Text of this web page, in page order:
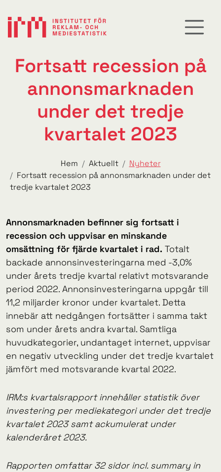
Fortsatt recession på
annonsmarknaden
under det tredje
kvartalet 2023
Hem Aktuellt
Nyheter
Fortsatt recession på annonsmarknaden under det
tredje kvartalet 2023
Annonsmarknaden befinner sig fortsatt i
recession och uppvisar en minskande
omsättning för fjärde kvartalet i rad. Totalt
backade annonsinvesteringarna med -3,0%
under årets tredje kvartal relativt motsvarande
period 2022. Annonsinvesteringarna uppgår till
11,2 miljarder kronor under kvartalet. Detta
innebär att nedgången fortsätter i samma takt
som under årets andra kvartal. Samtliga
huvudkategorier, undantaget internet, uppvisar
en negativ utveckling under det tredje kvartalet
jämfört med motsvarande kvartal 2022.
IRM:s kvartalsrapport innehåller statistik över
investering per mediekategori under det tredje
kvartalet 2023 samt ackumulerat under
kalenderåret 2023.
Rapporten omfattar 32 sidor incl. summary in